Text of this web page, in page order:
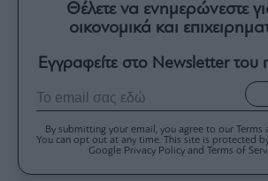
Θέλετε να ενημερώνεστε
οικονομικά και
Εγγραφείτε στο Newsletter του
By submitting your email, you agree to our Terms
You can opt out at any time. This site is protected
Google Privacy Policy and Terms of